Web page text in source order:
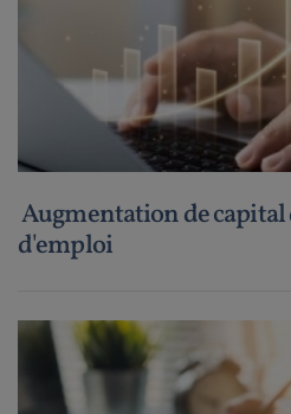
Augmentation de capital
d'emploi